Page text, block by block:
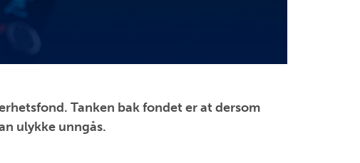
Tanken bak fondet er at dersom
ulykke unngås.